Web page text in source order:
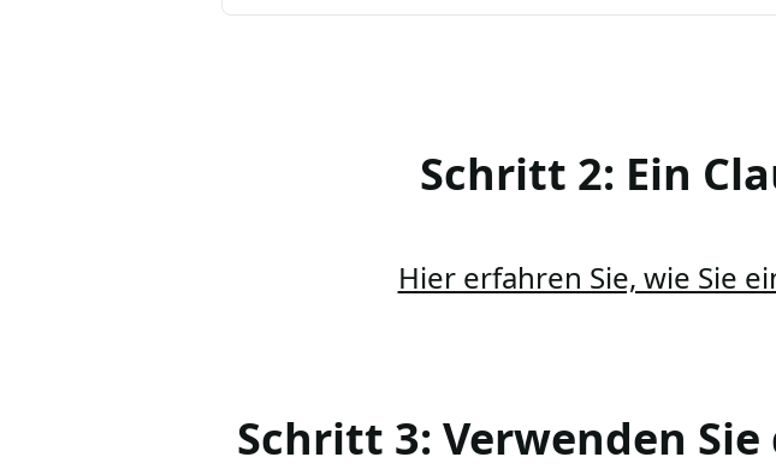
Schritt 2: Ein
Hier erfahren Sie, wie Sie
Schritt 3: Verwenden